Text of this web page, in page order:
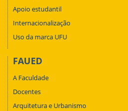
Apoio estudantil
Internacionalização
Uso da marca UFU
FAUED
A Faculdade
Docentes
Arquitetura e Urbanismo